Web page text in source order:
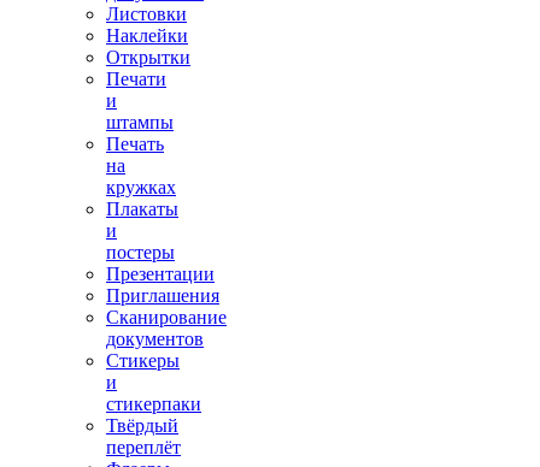
Листовки
Наклейки
Открытки
Печати
и
штампы
Печать
на
кружках
Плакаты
и
постеры
Презентации
Приглашения
Сканирование
документов
Стикеры
и
стикерпаки
Твёрдый
переплёт